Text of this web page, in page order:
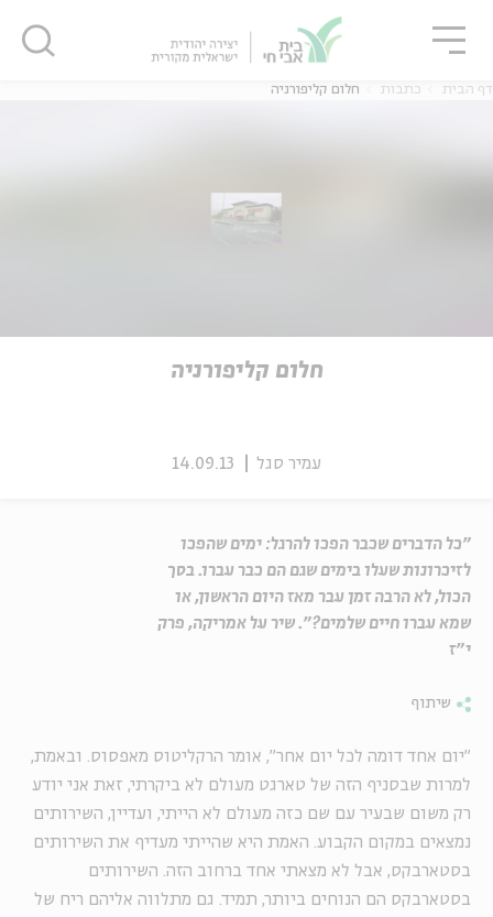
אנגלית
דף הבית כתבות חלום קליפורניה
חלום קליפורניה
עמיר סגל 14.09.13
"כל הדברים שכבר הפכו להרגל: ימים שהפכו
לזיכרונות שעלו בימים שגם הם כבר עברו. בסך
הכול, לא הרבה זמן עבר מאז היום הראשון, או
שמא עברו חיים שלמים?". שיר על אמריקה, פרק
י"ז
שיתוף
"יום אחד דומה לכל יום אחר", אומר הרקליטוס מאפסוס. ובאמת,
למרות שבסניף הזה של טארגט מעולם לא ביקרתי, זאת אני יודע
רק משום שבעיר עם שם כזה מעולם לא הייתי, ועדיין, השירותים
נמצאים במקום הקבוע. האמת היא שהייתי מעדיף את השירותים
בסטארבקס, אבל לא מצאתי אחד ברחוב הזה. השירותים
בסטארבקס הם הנוחים ביותר, תמיד. גם מתלווה אליהם ריח של
סגור